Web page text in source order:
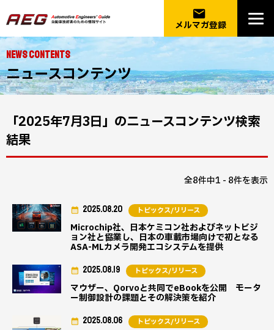
email
メルマガ登録
NEWS CONTENTS
ニュースコンテンツ
「2025年7月3日」のニュースコンテンツ検索
結果
全8件中1 - 8件を表示
Microchip社、日本ケミコン社およびネットビジ
ョン社と協業し、日本の車載市場向けで初となる
ASA-MLカメラ開発エコシステムを提供
2025.08.20 トピックス/リリース
マウザー、Qorvoと共同でeBookを公開 モータ
ー制御設計の課題とその解決策を紹介
2025.08.19 トピックス/リリース
2025.08.06 トピックス/リリース